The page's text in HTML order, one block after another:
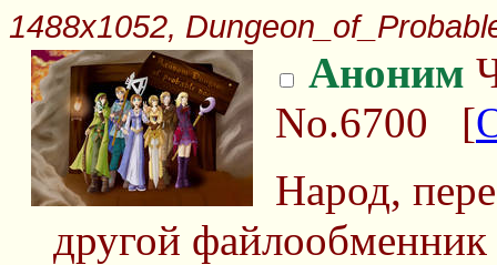
1488x1052,
Аноним
No.6700 [
Народ,
другой